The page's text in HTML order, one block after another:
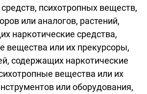
психотропных веществ,
или аналогов, растений,
наркотические средства,
вещества или их прекурсоры,
содержащих наркотические
вещества или их
или оборудования,